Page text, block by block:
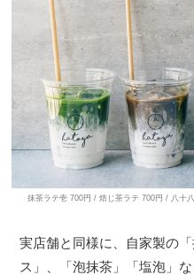
抹茶ラテ壱 700円 / 焙じ茶ラテ 700円 / 八十
実店舗と同様に、自家製の
ス」、「泡抹茶」「塩泡」